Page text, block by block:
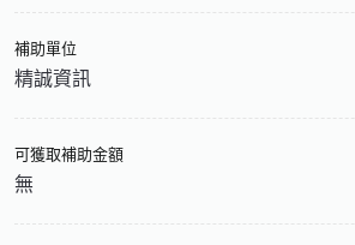
補助單位
精誠資訊
可獲取補助金額
無